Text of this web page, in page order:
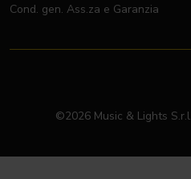
Cond. gen. Ass.za e Garanzia
©2026 Music & Lights